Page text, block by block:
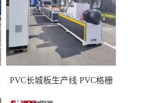
PVC长城板生产线 PVC格栅